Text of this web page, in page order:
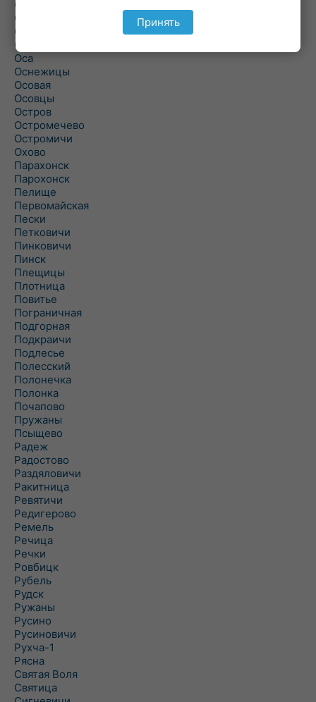
Ольшаны
Омельная
Ополь
Орехово
Оса
Оснежицы
Осовая
Осовцы
Остров
Остромечево
Остромичи
Охово
Парахонск
Парохонск
Пелище
Первомайская
Пески
Петковичи
Пинковичи
Пинск
Плещицы
Плотница
Повитье
Пограничная
Подгорная
Подкраичи
Подлесье
Полесский
Полонечка
Полонка
Почапово
Пружаны
Псыщево
Радеж
Радостово
Раздяловичи
Ракитница
Ревятичи
Редигерово
Ремель
Речица
Речки
Ровбицк
Рубель
Рудск
Ружаны
Русино
Русиновичи
Рухча-1
Рясна
Святая Воля
Святица
Принять